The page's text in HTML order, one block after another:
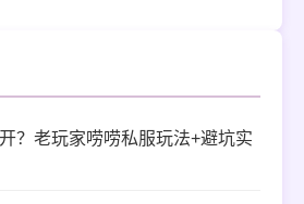
？老玩家唠唠私服玩法+避坑实